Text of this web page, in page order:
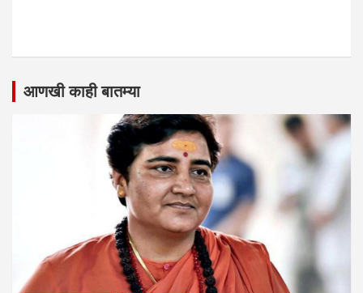
आणखी काही बातम्या